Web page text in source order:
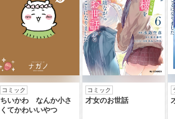
コミック
ちいかわ なんか小さ
くてかわいいやつ
コミック
才女のお世話